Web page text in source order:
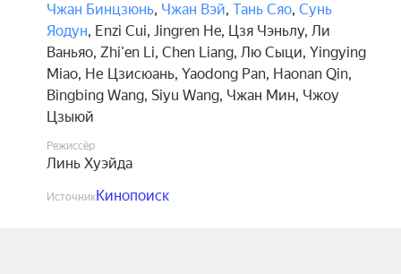
Чжан Бинцзюнь, Чжан Вэй, Тань Сяо, Сунь
Яодун, Enzi Cui, Jingren He, Цзя Чэньлу, Ли
Ваньяо, Zhi'en Li, Chen Liang, Лю Сыци, Yingying
Miao, Не Цзисюань, Yaodong Pan, Haonan Qin,
Bingbing Wang, Siyu Wang, Чжан Мин, Чжоу
Цзыюй
Режиссёр
Линь Хуэйда
ИсточникКинопоиск